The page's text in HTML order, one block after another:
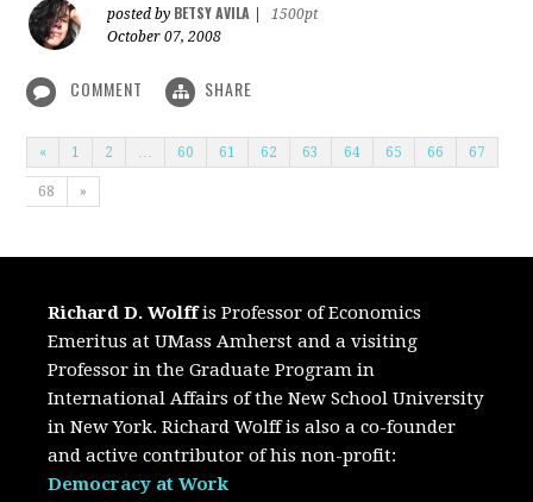
posted by BETSY AVILA
1500pt
October 07, 2008
COMMENT SHARE
« 1 2 60 61 62 63 64 65 66 67
68 »
Richard D. Wolffis Professor of Economics
Emeritus at UMass Amherst and a visiting
Professor in the Graduate Program in
International Affairs of the New School University
in New York. Richard Wolff is also a co-founder
and active contributor of his non-profit:
Democracy at Work